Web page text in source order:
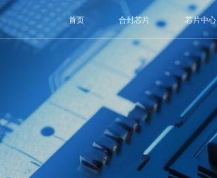
首页 合封芯片 芯片中心